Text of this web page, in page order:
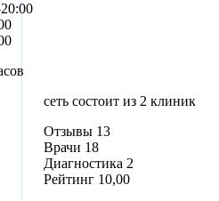
сеть состоит из 2 клиник
Отзывы 13
Врачи 18
Диагностика 2
Рейтинг 10,00